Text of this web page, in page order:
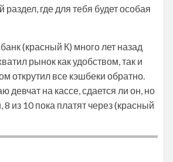
раздел, где для тебя будет особая
(красный К) много лет назад
рынок как удобством, так и
открутил все кэшбеки обратно.
девчат на кассе, сдается ли он, но
8 из 10 пока платят через (красный